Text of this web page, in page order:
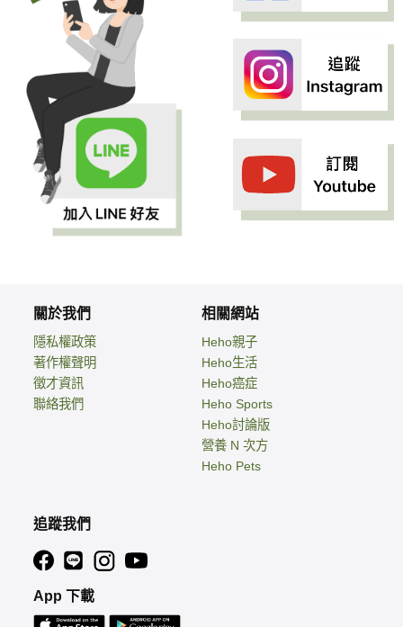
關於我們
隱私權政策
著作權聲明
徵才資訊
聯絡我們
相關網站
Heho親子
Heho生活
Heho癌症
Heho Sports
Heho討論版
營養 N 次方
Heho Pets
追蹤我們
App 下載